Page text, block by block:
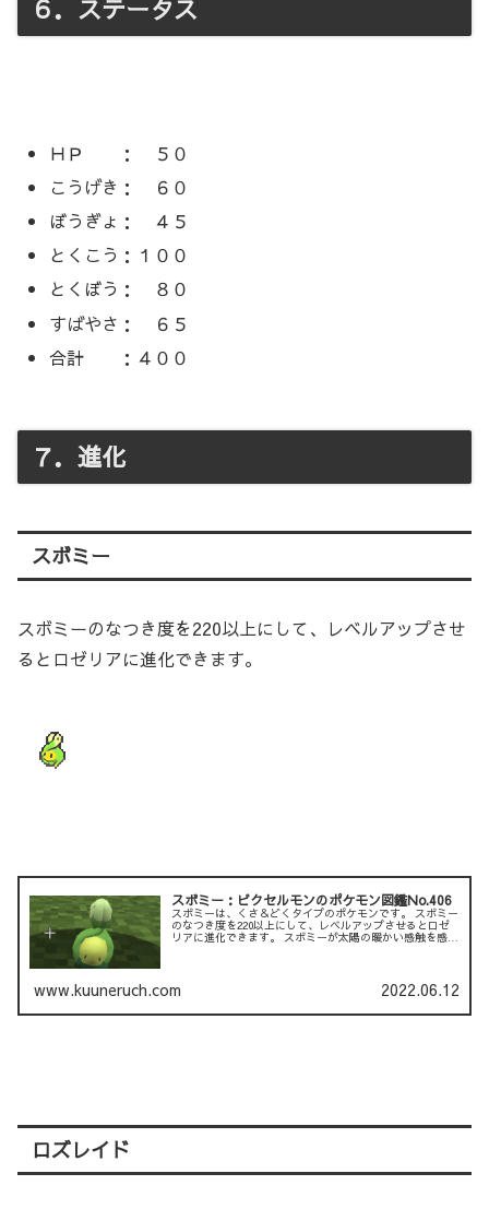
６．ステータス
ＨＰ ： ５０
こうげき： ６０
ぼうぎょ： ４５
とくこう：１００
とくぼう： ８０
すばやさ： ６５
合計 ：４００
７．進化
スボミー
スボミーのなつき度を220以上にして、レベルアップさせ
るとロゼリアに進化できます。
スボミー：ピクセルモンのポケモン図鑑No.406
スボミーは、くさ＆どくタイプのポケモンです。 スボミー
のなつき度を220以上にして、レベルアップさせるとロゼ
リアに進化できます。 スボミーが太陽の暖かい感触を感じ
www.kuuneruch.com 2022.06.12
ロズレイド